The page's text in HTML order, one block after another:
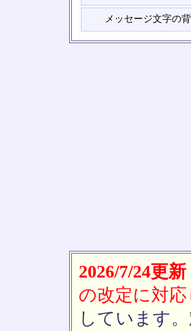
メッセージ文字の
2026/7/24更新
の改定に対応
しています